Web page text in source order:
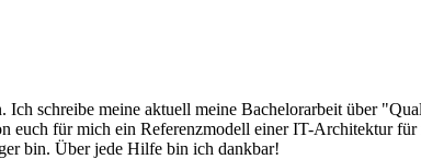
schreibe meine aktuell meine Bachelorarbeit über
für mich ein Referenzmodell einer IT-Architektur
bin. Über jede Hilfe bin ich dankbar!